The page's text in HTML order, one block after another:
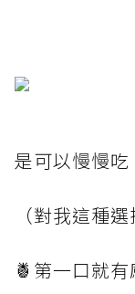
是可以慢慢
（對我這種
🍍第一口就